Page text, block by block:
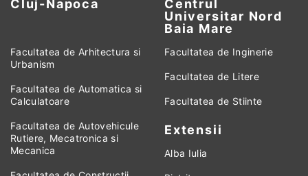
Cluj-Napoca
Centrul
Universitar Nord
Baia Mare
Facultatea de Arhitectura si
Urbanism
Facultatea de Automatica si
Calculatoare
Facultatea de Autovehicule
Rutiere, Mecatronica si
Mecanica
Facultatea de Inginerie
Facultatea de Litere
Facultatea de Stiinte
Extensii
Alba Iulia